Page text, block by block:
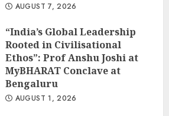
AUGUST 7, 2026
“India’s Global Leadership
Rooted in Civilisational
Ethos”: Prof Anshu Joshi at
MyBHARAT Conclave at
Bengaluru
AUGUST 1, 2026